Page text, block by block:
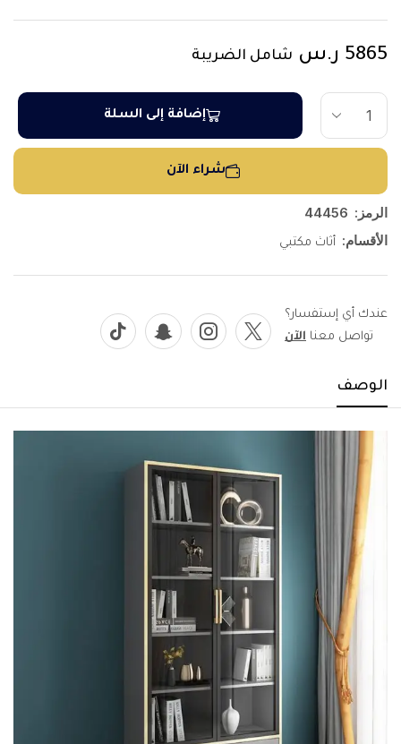
5865 ر.س شامل الضريبة
إضافة إلى السلة
شراء الآن
الرمز: 44456
الأقسام: أثاث مكتبي
عندك أي إستفسار؟
تواصل معنا الآن
الوصف